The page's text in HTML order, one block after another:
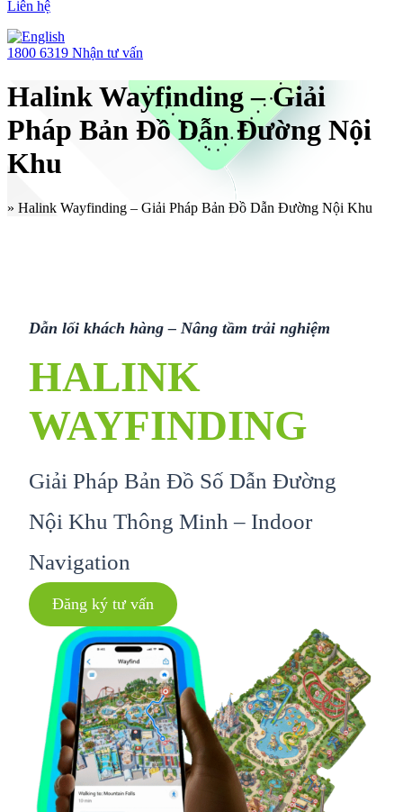
Liên hệ
1800 6319 Nhận tư vấn
Halink Wayfinding – Giải
Pháp Bản Đồ Dẫn Đường Nội
Khu
» Halink Wayfinding – Giải Pháp Bản Đồ Dẫn Đường Nội Khu
Dẫn lối khách hàng – Nâng tầm trải nghiệm
HALINK
WAYFINDING
Giải Pháp Bản Đồ Số Dẫn Đường
Nội Khu Thông Minh – Indoor
Navigation
Đăng ký tư vấn